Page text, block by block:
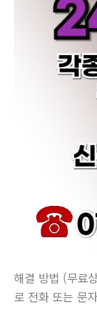
해결 방법 (무료
로 전화 또는 문